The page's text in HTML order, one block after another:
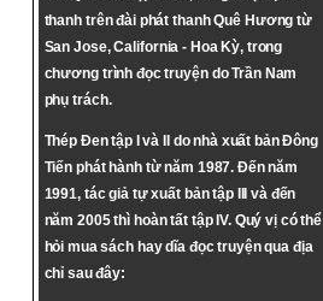
thanh trên đài phát thanh Quê Hương từ
San Jose, California - Hoa Kỳ, trong
chương trình đọc truyện do Trần Nam
phụ trách.
Thép Đen tập I và II do nhà xuất bản Đông
Tiến phát hành từ năm 1987. Đến năm
1991, tác giả tự xuất bản tập III và đến
năm 2005 thì hoàn tất tập IV. Quý vị có thể
hỏi mua sách hay dĩa đọc truyện qua địa
chỉ sau đây: